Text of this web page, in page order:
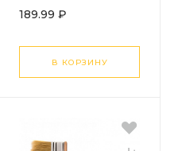
рукоятка Matrix
189.99 ₽
В КОРЗИНУ